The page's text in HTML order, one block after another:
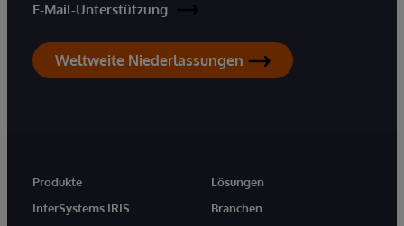
E-Mail-Unterstützung
Weltweite Niederlassungen
Produkte
InterSystems IRIS
Lösungen
Branchen